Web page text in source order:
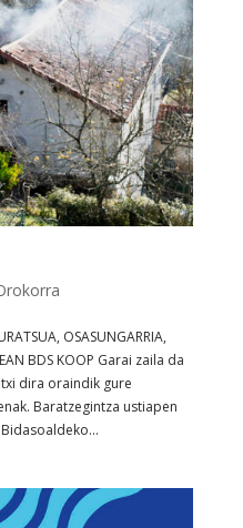
OSASUNGARRIA,
BDS KOOP Garai zaila da
dira oraindik gure
Baratzegintza ustiapen